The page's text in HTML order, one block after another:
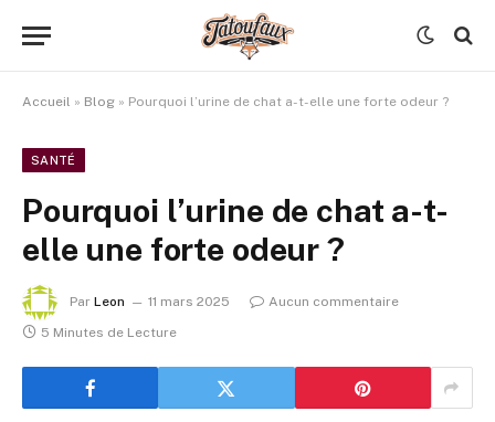
Accueil » Blog » Pourquoi l’urine de chat a-t-elle une forte odeur ?
SANTÉ
Pourquoi l’urine de chat a-t-
elle une forte odeur ?
Par Leon 11 mars 2025
Aucun commentaire
5 Minutes de Lecture